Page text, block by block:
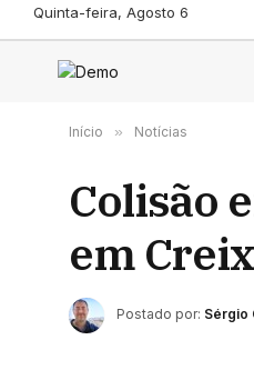
Quinta-feira, Agosto 6
Início » Notícias
Colisão
em
Postado por: Sérgio